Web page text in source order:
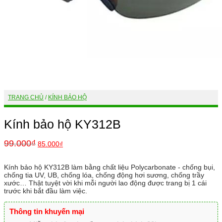
TRANG CHỦ / KÍNH BẢO HỘ
Kính bảo hộ KY312B
99.000₫ 85.000₫
Kính bảo hộ KY312B làm bằng chất liệu Polycarbonate - chống bụi,
chống tia UV, UB, chống lóa, chống động hơi sương, chống trầy
xước… Thật tuyệt vời khi mỗi người lao động được trang bị 1 cái
trước khi bắt đầu làm việc.
Thông tin khuyến mại